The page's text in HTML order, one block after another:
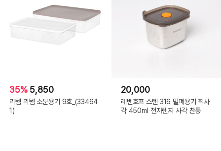
35% 5,850
리템 리템 소분용기 9호_(33464
1)
20,000
레벤호프 스텐 316 밀폐용기 직사
각 450ml 전자렌지 사각 찬통